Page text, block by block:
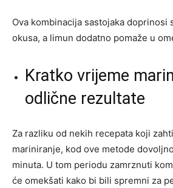
Ova kombinacija sastojaka doprinosi
okusa, a limun dodatno pomaže u
Kratko vrijeme
odlične rezultate
Za razliku od nekih recepata koji
mariniranje, kod ove metode
minuta. U tom periodu zamrznuti
će omekšati kako bi bili spremni za